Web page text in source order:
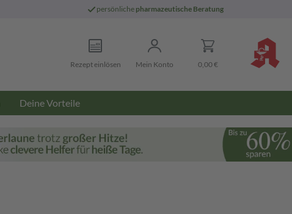
persönliche pharmazeutische Beratung
Rezept einlösen Mein Konto 0,00 €
Deine Vorteile